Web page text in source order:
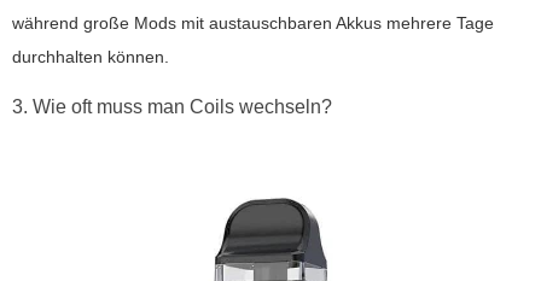
während große Mods mit austauschbaren Akkus mehrere Tage
durchhalten können.
3. Wie oft muss man Coils wechseln?